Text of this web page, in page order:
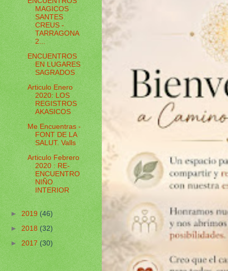
MAGICOS
SANTES
CREUS -
TARRAGONA
2...
ENCUENTROS
EN LUGARES
SAGRADOS
Articulo Enero
2020: LOS
REGISTROS
AKASICOS
Me Encuentras -
FONT DE LA
SALUT. Valls
Articulo Febrero
2020 : RE-
ENCUENTRO
NIÑO
INTERIOR
►2019(46)
►2018(32)
►2017(30)